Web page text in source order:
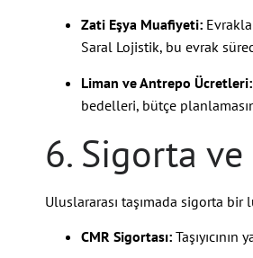
Zati Eşya Muafiyeti:
Saral Lojistik, bu evrak
Liman ve Antrepo Ücretleri:
bedelleri, bütçe
6. Sigorta
Uluslararası taşımada sigorta
CMR Sigortası: